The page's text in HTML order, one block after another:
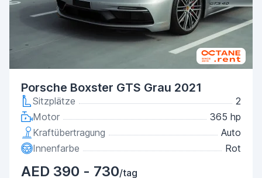
Porsche Boxster GTS Grau 2021
Sitzplätze
2
Motor
365 hp
Kraftübertragung
Auto
Innenfarbe
Rot
AED 390 - 730/tag